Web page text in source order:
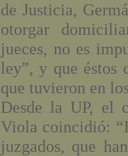
de Justicia,
otorgar
jueces, no es
ley”, y que éstos
que tuvieron en
Desde la UP, el
Viola coincidió:
juzgados, que